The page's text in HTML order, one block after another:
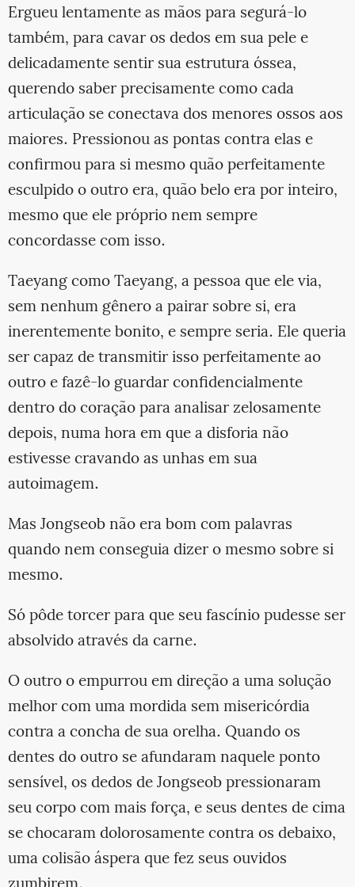
Ergueu lentamente as mãos para segurá-lo
também, para cavar os dedos em sua pele e
delicadamente sentir sua estrutura óssea,
querendo saber precisamente como cada
articulação se conectava dos menores ossos aos
maiores. Pressionou as pontas contra elas e
confirmou para si mesmo quão perfeitamente
esculpido o outro era, quão belo era por inteiro,
mesmo que ele próprio nem sempre
concordasse com isso.
Taeyang como Taeyang, a pessoa que ele via,
sem nenhum gênero a pairar sobre si, era
inerentemente bonito, e sempre seria. Ele queria
ser capaz de transmitir isso perfeitamente ao
outro e fazê-lo guardar confidencialmente
dentro do coração para analisar zelosamente
depois, numa hora em que a disforia não
estivesse cravando as unhas em sua
autoimagem.
Mas Jongseob não era bom com palavras
quando nem conseguia dizer o mesmo sobre si
mesmo.
Só pôde torcer para que seu fascínio pudesse ser
absolvido através da carne.
O outro o empurrou em direção a uma solução
melhor com uma mordida sem misericórdia
contra a concha de sua orelha. Quando os
dentes do outro se afundaram naquele ponto
sensível, os dedos de Jongseob pressionaram
seu corpo com mais força, e seus dentes de cima
se chocaram dolorosamente contra os debaixo,
uma colisão áspera que fez seus ouvidos